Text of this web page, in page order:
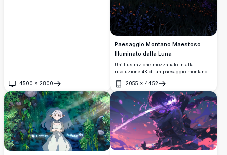
4500 × 2800
Apri
Paesaggio Montano Maestoso
Illuminato dalla Luna
Un’illustrazione mozzafiato in alta
risoluzione 4K di un paesaggio montano
vibrante cielo notturno con una luna piena
splendente. La scena presenta colline
ondulate adornate di fiori selvatici, una
valle serena con luci di villaggio
scintillanti e montagne imponenti sotto un
cielo stellato dai toni viola. Perfetto per gli
amanti della natura e gli appassionati
d’arte che cercano un’opera d’arte digitale
straordinaria e di alta qualità per sfondi o
stampe.
2055 × 4452
Apri